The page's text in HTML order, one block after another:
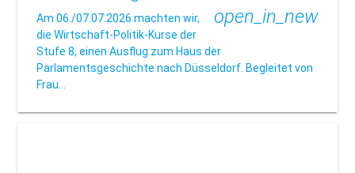
open_in_new
Am 06./07.07.2026 machten wir,
die Wirtschaft-Politik-Kurse der
Stufe 8, einen Ausflug zum Haus der
Parlamentsgeschichte nach Düsseldorf. Begleitet von
Frau…